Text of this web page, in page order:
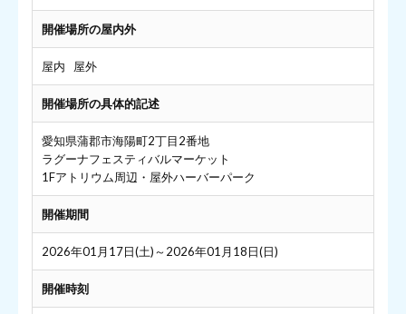
開催場所の屋内外
屋内 屋外
開催場所の具体的記述
愛知県蒲郡市海陽町2丁目2番地
ラグーナフェスティバルマーケット
1Fアトリウム周辺・屋外ハーバーパーク
開催期間
2026年01月17日(土)～2026年01月18日(日)
開催時刻